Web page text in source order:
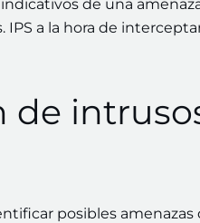
de una
IPS a la hora de
de
posibles amenazas